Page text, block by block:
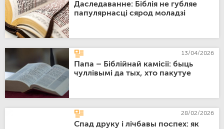
Даследаванне: Біблія не губляе
папулярнасці сярод моладзі
13/04/2026
Папа – Біблійнай камісіі: быць
чуллівымі да тых, хто пакутуе
28/02/2026
Спад друку і лічбавы поспех: як